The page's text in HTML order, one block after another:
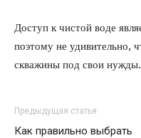
Доступ к чистой воде
поэтому не удивительно,
скважины под свои нужды.
Предыдущая статья
Как правильно выбрать